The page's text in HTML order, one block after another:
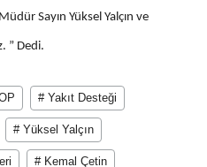
Sayın Yüksel Yalçın ve
” Dedi.
# Yakıt Desteği
# Yüksel Yalçın
# Kemal Çetin